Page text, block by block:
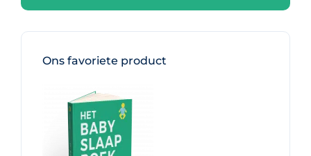
Ons favoriete product